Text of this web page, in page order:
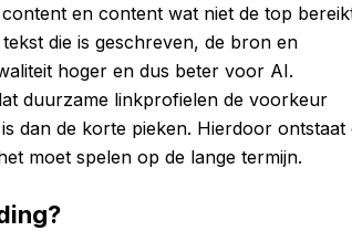
en content wat niet de top
die is geschreven, de bron en
hoger en dus beter voor AI.
duurzame linkprofielen de voorkeur
dan de korte pieken. Hierdoor ontstaat
moet spelen op de lange termijn.